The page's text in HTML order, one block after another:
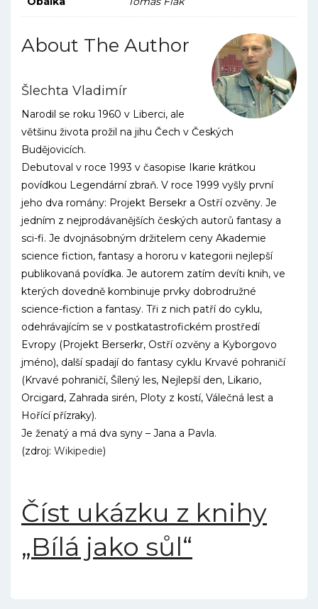
About The Author
Šlechta Vladimír
Narodil se roku 1960 v Liberci, ale
většinu života prožil na jihu Čech v Českých
Budějovicích.
Debutoval v roce 1993 v časopise Ikarie krátkou
povídkou Legendární zbraň. V roce 1999 vyšly první
jeho dva romány: Projekt Bersekr a Ostří ozvěny. Je
jedním z nejprodávanějších českých autorů fantasy a
sci-fi. Je dvojnásobným držitelem ceny Akademie
science fiction, fantasy a hororu v kategorii nejlepší
publikovaná povídka. Je autorem zatím devíti knih, ve
kterých dovedně kombinuje prvky dobrodružné
science-fiction a fantasy. Tři z nich patří do cyklu,
odehrávajícím se v postkatastro­fickém prostředí
Evropy (Projekt Berserkr, Ostří ozvěny a Kyborgovo
jméno), další spadají do fantasy cyklu Krvavé pohraničí
(Krvavé pohraničí, Šílený les, Nejlepší den, Likario,
Orcigard, Zahrada sirén, Ploty z kostí, Válečná lest a
Hořící přízraky).
Je ženatý a má dva syny – Jana a Pavla.
(zdroj: Wikipedie)
Číst ukázku z knihy
„Bílá jako sůl“